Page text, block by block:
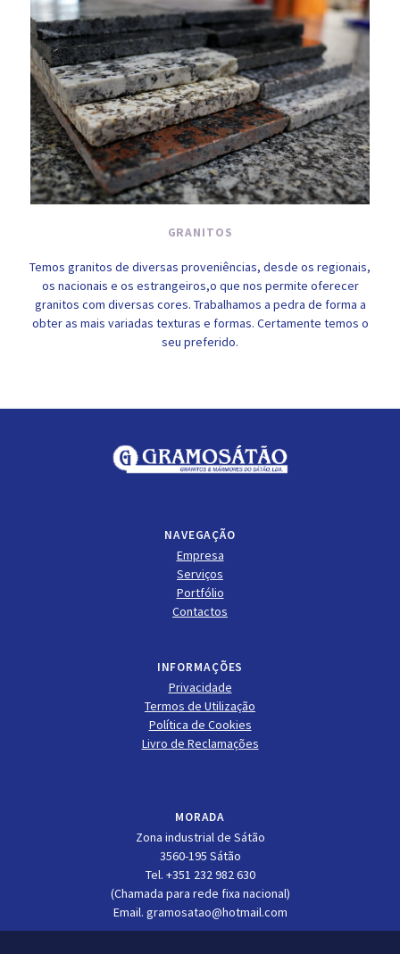
GRANITOS
Temos granitos de diversas proveniências, desde os regionais,
os nacionais e os estrangeiros,o que nos permite oferecer
granitos com diversas cores. Trabalhamos a pedra de forma a
obter as mais variadas texturas e formas. Certamente temos o
seu preferido.
NAVEGAÇÃO
Empresa
Serviços
Portfólio
Contactos
INFORMAÇÕES
Privacidade
Termos de Utilização
Política de Cookies
Livro de Reclamações
MORADA
Zona industrial de Sátão
3560-195 Sátão
Tel. +351 232 982 630
(Chamada para rede fixa nacional)
Email. gramosatao@hotmail.com